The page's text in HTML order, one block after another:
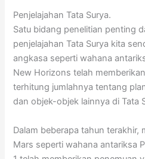
Penjelajahan Tata Surya.
Satu bidang penelitian penting
penjelajahan Tata Surya kita
angkasa seperti wahana
New Horizons telah
terhitung jumlahnya tentang
dan objek-objek lainnya di Tata
Dalam beberapa tahun terakhir,
Mars seperti wahana antariksa